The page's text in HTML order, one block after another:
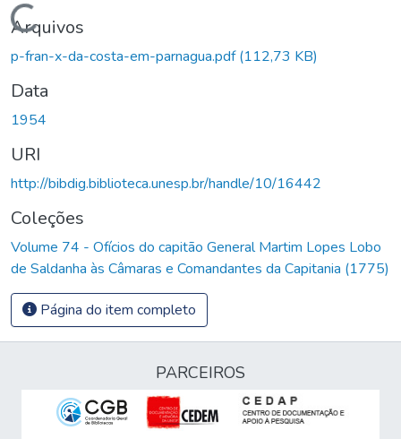
Carregando...
Arquivos
p-fran-x-da-costa-em-parnagua.pdf(112,73 KB)
Data
1954
URI
http://bibdig.biblioteca.unesp.br/handle/10/16442
Coleções
Volume 74 - Ofícios do capitão General Martim Lopes Lobo
de Saldanha às Câmaras e Comandantes da Capitania (1775)
Página do item completo
PARCEIROS